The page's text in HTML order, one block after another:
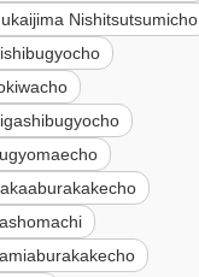
Nishitsutsumicho